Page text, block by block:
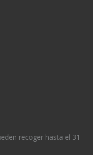
recoger hasta el 31